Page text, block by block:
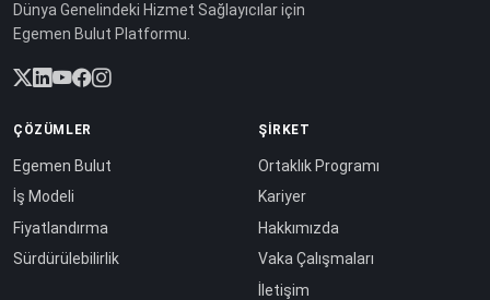
Dünya Genelindeki Hizmet Sağlayıcılar için
Egemen Bulut Platformu.
ÇÖZÜMLER
Egemen Bulut
İş Modeli
Fiyatlandırma
Sürdürülebilirlik
ŞIRKET
Ortaklık Programı
Kariyer
Hakkımızda
Vaka Çalışmaları
İletişim